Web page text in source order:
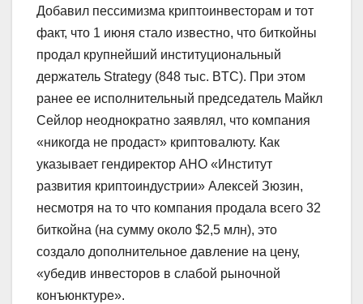
Добавил пессимизма криптоинвесторам и тот
факт, что 1 июня стало известно, что биткойны
продал крупнейший институциональный
держатель Strategy (848 тыс. BTC). При этом
ранее ее исполнительный председатель Майкл
Сейлор неоднократно заявлял, что компания
«никогда не продаст» криптовалюту. Как
указывает гендиректор АНО «Институт
развития криптоиндустрии» Алексей Зюзин,
несмотря на то что компания продала всего 32
биткойна (на сумму около $2,5 млн), это
создало дополнительное давление на цену,
«убедив инвесторов в слабой рыночной
конъюнктуре».